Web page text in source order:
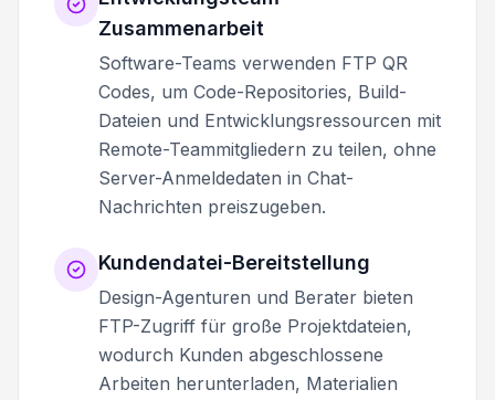
Zusammenarbeit
Software-Teams verwenden FTP QR
Codes, um Code-Repositories, Build-
Dateien und Entwicklungsressourcen mit
Remote-Teammitgliedern zu teilen, ohne
Server-Anmeldedaten in Chat-
Nachrichten preiszugeben.
Kundendatei-Bereitstellung
Design-Agenturen und Berater bieten
FTP-Zugriff für große Projektdateien,
wodurch Kunden abgeschlossene
Arbeiten herunterladen, Materialien